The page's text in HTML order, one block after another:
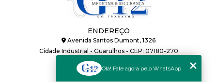
ENDEREÇO
Avenida Santos Dumont, 1326
Cidade Industrial - Guarulhos - CEP: 07180-270
HORÁRIO DE ATENDIMENTO
Segunda a Sexta: 08h às 17:48h
CONTATOS
Olá! Fale agora pelo WhatsApp